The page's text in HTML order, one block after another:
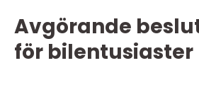
Avgörande
för bilentusiaster